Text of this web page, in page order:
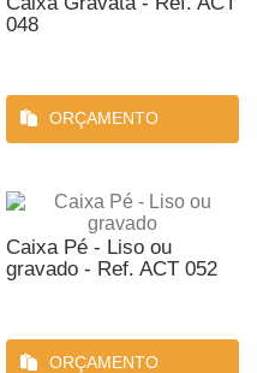
048
ORÇAMENTO
Caixa Pé - Liso ou
gravado - Ref. ACT 052
ORÇAMENTO